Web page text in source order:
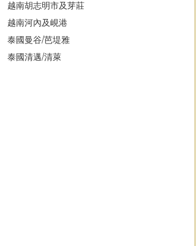
越南胡志明市及芽莊
越南河內及峴港
泰國曼谷/芭堤雅
泰國清邁/清萊